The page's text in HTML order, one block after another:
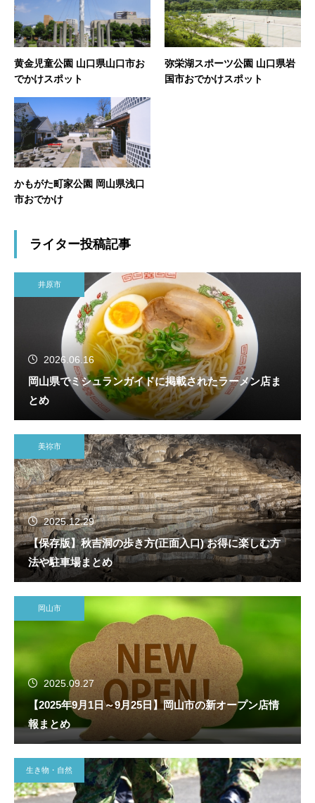
黄金児童公園 山口県山口市お
でかけスポット
弥栄湖スポーツ公園 山口県岩
国市おでかけスポット
かもがた町家公園 岡山県浅口
市おでかけ
ライター投稿記事
井原市
2026.06.16
岡山県でミシュランガイドに掲載されたラーメン店ま
とめ
美祢市
2025.12.29
【保存版】秋吉洞の歩き方(正面入口) お得に楽しむ方
法や駐車場まとめ
岡山市
2025.09.27
【2025年9月1日～9月25日】岡山市の新オープン店情
報まとめ
生き物・自然